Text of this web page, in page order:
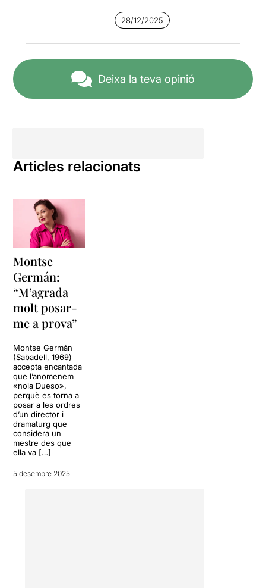
28/12/2025
Deixa la teva opinió
Articles relacionats
Montse
Germán:
“M’agrada
molt posar-
me a prova”
Montse Germán
(Sabadell, 1969)
accepta encantada
que l’anomenem
«noia Dueso»,
perquè es torna a
posar a les ordres
d’un director i
dramaturg que
considera un
mestre des que
ella va […]
5 desembre 2025